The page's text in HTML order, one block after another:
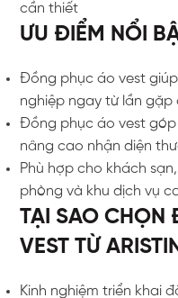
cần thiết
ƯU ĐIỂM NỔI
Đồng phục áo vest
nghiệp ngay từ lần gặp
Đồng phục áo vest
nâng cao nhận diện
Phù hợp cho khách
phòng và khu dịch vụ
TẠI SAO CHỌN
VEST TỪ
Kinh nghiệm triển khai